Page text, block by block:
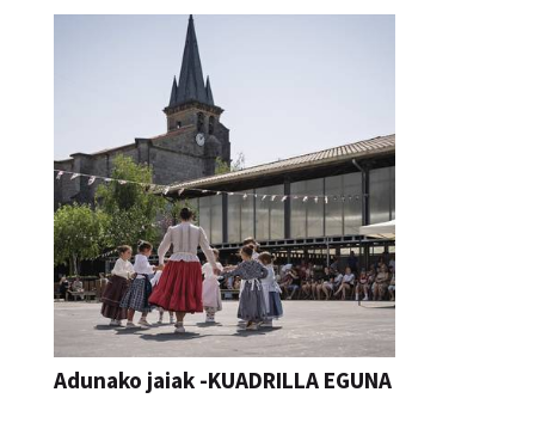
Adunako jaiak -KUADRILLA EGUNA